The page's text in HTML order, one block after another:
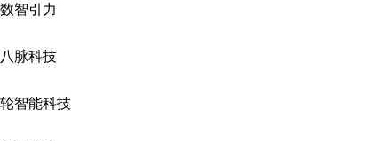
引力
科技
能科技